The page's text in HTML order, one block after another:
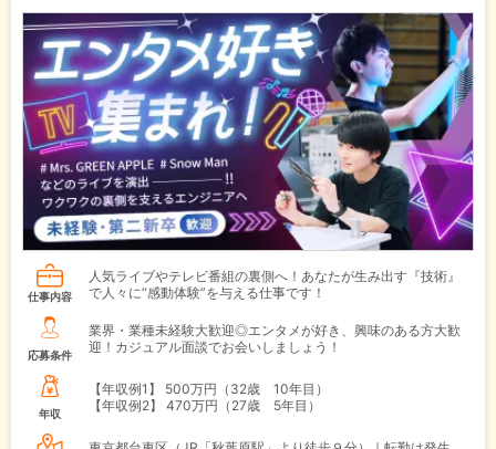
仕事内容
人気ライブやテレビ番組の裏側へ！あなたが生み出す『技術』
で人々に“感動体験”を与える仕事です！
応募条件
業界・業種未経験大歓迎◎エンタメが好き、興味のある方大歓
迎！カジュアル面談でお会いしましょう！
年収
【年収例1】
500万円（32歳 10年目）
【年収例2】
470万円（27歳 5年目）